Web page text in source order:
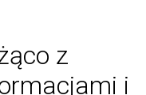
z
i